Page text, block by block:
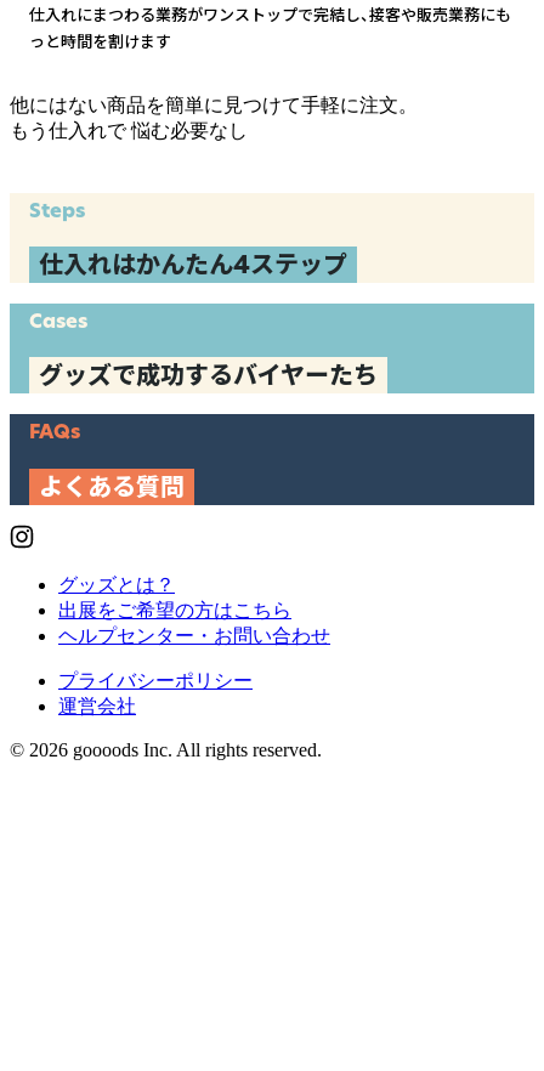
仕入れにまつわる業務がワンストップで完結し、接客や販売業務にも
っと時間を割けます
他にはない商品を簡単に見つけて手軽に注文。
もう仕入れで悩む必要なし
Steps
仕入れはかんたん4ステップ
Cases
グッズで成功するバイヤーたち
FAQs
よくある質問
グッズとは？
出展をご希望の方はこちら
ヘルプセンター・お問い合わせ
プライバシーポリシー
運営会社
© 2026 goooods Inc. All rights reserved.